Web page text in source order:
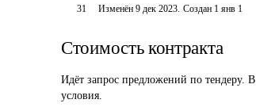
31 Изменён9 дек 2023. Создан 1 янв 1
Стоимость контракта
Идёт запрос предложений по тендеру.
условия.